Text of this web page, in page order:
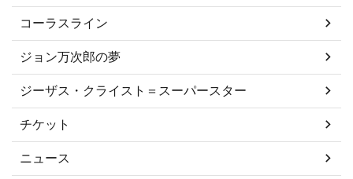
コーラスライン
ジョン万次郎の夢
ジーザス・クライスト＝スーパースター
チケット
ニュース